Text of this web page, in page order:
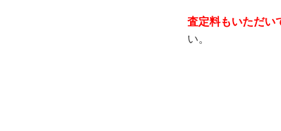
査定料もいただい
い。